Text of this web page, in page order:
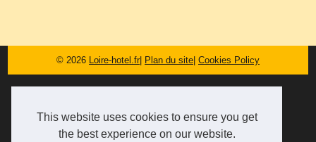
This website uses cookies to ensure you get
the best experience on our website.
© 2026 Loire-hotel.fr| Plan du site| Cookies Policy